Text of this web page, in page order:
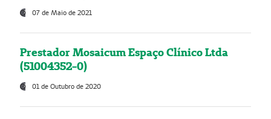
07 de Maio de 2021
Prestador Mosaicum Espaço Clínico Ltda
(51004352-0)
01 de Outubro de 2020